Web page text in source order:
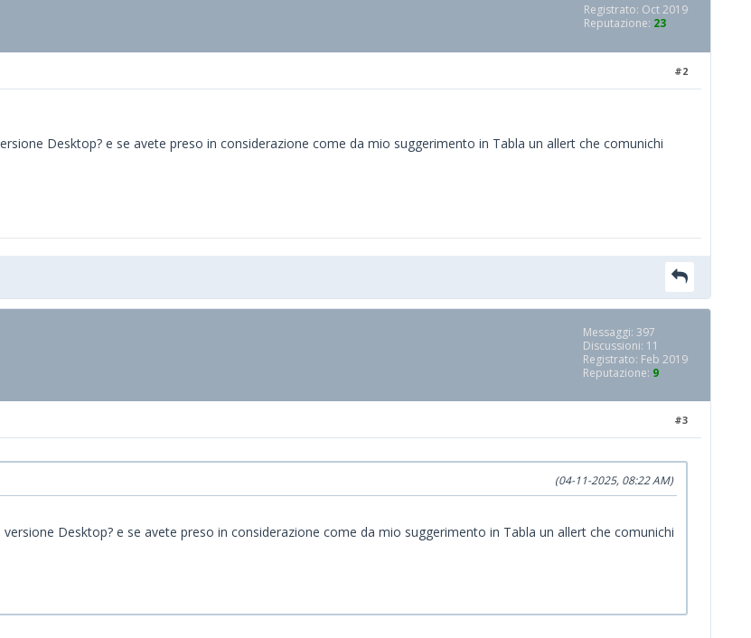
Registrato: Oct 2019
Reputazione: 23
#2
Desktop? e se avete preso in considerazione come da mio suggerimento in Tabla un allert che comunichi
Messaggi: 397
Discussioni: 11
Registrato: Feb 2019
Reputazione: 9
#3
(04-11-2025, 08:22 AM)
Desktop? e se avete preso in considerazione come da mio suggerimento in Tabla un allert che comunichi